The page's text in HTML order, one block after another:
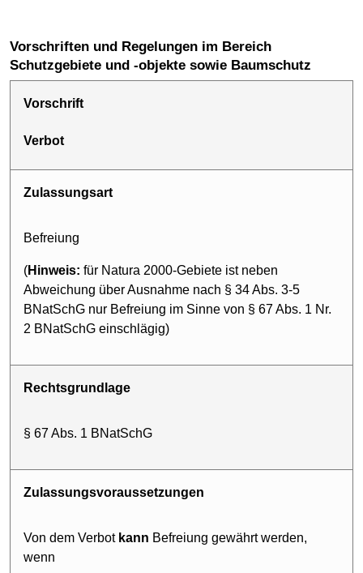
Vorschriften und Regelungen im Bereich
Schutzgebiete und -objekte sowie Baumschutz
Vorschrift
Verbot
Zulassungsart
Befreiung
(Hinweis: für Natura 2000-Gebiete ist neben
Abweichung über Ausnahme nach § 34 Abs. 3-5
BNatSchG nur Befreiung im Sinne von § 67 Abs. 1 Nr.
2 BNatSchG einschlägig)
Rechtsgrundlage
§ 67 Abs. 1 BNatSchG
Zulassungs­voraussetzungen
Von dem Verbot kann Befreiung gewährt werden,
wenn